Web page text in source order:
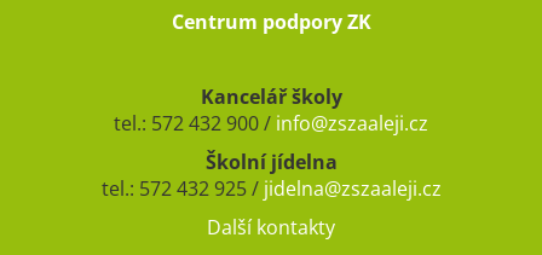
Centrum podpory ZK
Kancelář školy
tel.: 572 432 900 / info@zszaaleji.cz
Školní jídelna
tel.: 572 432 925 / jidelna@zszaaleji.cz
Další kontakty